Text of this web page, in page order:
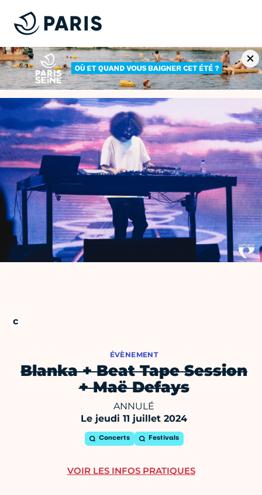
ÉVÈNEMENT
Blanka + Beat Tape Session
+ Maë Defays
ANNULÉ
Le jeudi 11 juillet 2024
Concerts Festivals
VOIR LES INFOS PRATIQUES